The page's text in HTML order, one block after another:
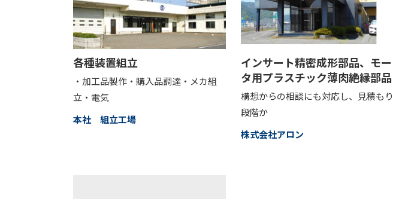
各種装置組立
・加工品製作・購入品調達・メカ組
立・電気
本社 組立工場
インサート精密成形部品、モー
タ用プラスチック薄肉絶縁部品
構想からの相談にも対応し、見積もり
段階か
株式会社アロン